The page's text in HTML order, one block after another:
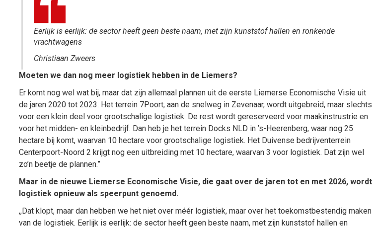
Eerlijk is eerlijk: de sector heeft geen beste naam, met zijn kunststof hallen en ronkende
vrachtwa­gens
Christiaan Zweers
Moeten we dan nog meer logistiek hebben in de Liemers?
Er komt nog wel wat bij, maar dat zijn allemaal plannen uit de eerste Liemerse Economische Visie uit
de jaren 2020 tot 2023. Het terrein 7Poort, aan de snelweg in Zevenaar, wordt uitgebreid, maar slechts
voor een klein deel voor grootschalige logistiek. De rest wordt gereserveerd voor maakinstrustrie en
voor het midden- en kleinbedrijf. Dan heb je het terrein Docks NLD in ’s-Heerenberg, waar nog 25
hectare bij komt, waarvan 10 hectare voor grootschalige logistiek. Het Duivense bedrijventerrein
Centerpoort-Noord 2 krijgt nog een uitbreiding met 10 hectare, waarvan 3 voor logistiek. Dat zijn wel
zo’n beetje de plannen.”
Maar in de nieuwe Liemerse Economische Visie, die gaat over de jaren tot en met 2026, wordt
logistiek opnieuw als speerpunt genoemd.
,,Dat klopt, maar dan hebben we het niet over méér logistiek, maar over het toekomstbestendig maken
van de logistiek. Eerlijk is eerlijk: de sector heeft geen beste naam, met zijn kunststof hallen en